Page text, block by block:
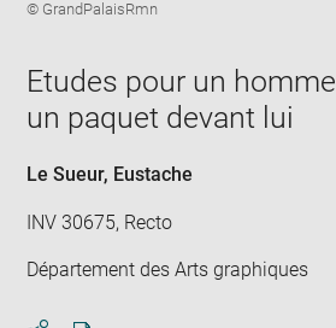
window
Image
© GrandPalaisRmn
Etudes pour un
un paquet devant lui
Le Sueur, Eustache
INV 30675, Recto
Département des Arts graphiques